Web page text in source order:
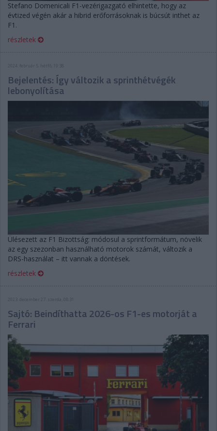
Stefano Domenicali F1-vezérigazgató elhintette, hogy az
évtized végén akár a hibrid erőforrásoknak is búcsút inthet az
F1.
részletek
2024. február 5. hétfő, 19:38
Bejelentés: Így változik a sprinthétvégék
lebonyolítása
Ülésezett az F1 Bizottság: módosul a sprintformátum, növelik
az egy szezonban használható motorok számát, változik a
DRS-használat – itt vannak a döntések.
részletek
2023. december 27. szerda, 08:31
Sajtó: Beindíthatta 2026-os F1-es motorját a
Ferrari